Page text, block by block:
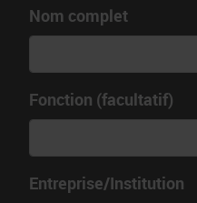
Nom complet
Fonction (facultatif)
Entreprise/Institution